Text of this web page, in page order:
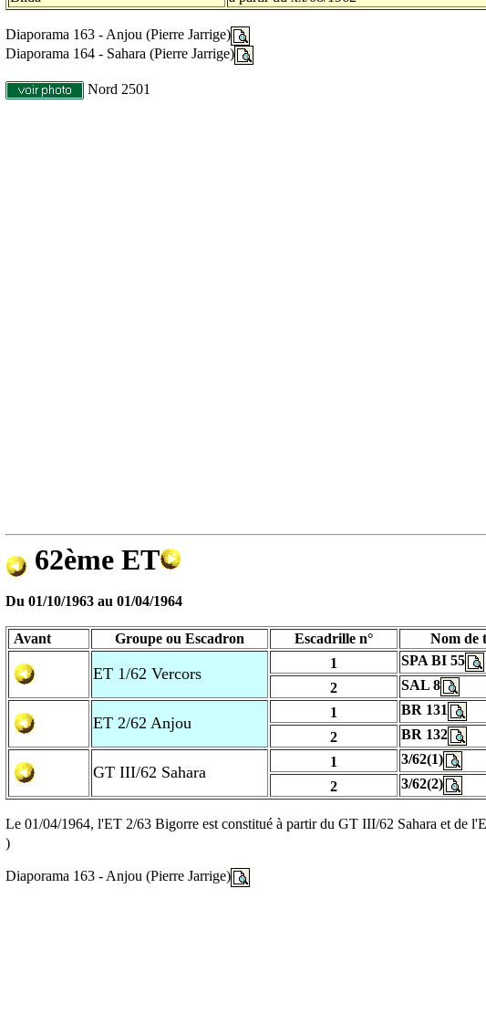
Diaporama 163 - Anjou (Pierre Jarrige)
Diaporama 164 - Sahara (Pierre Jarrige)
Nord 2501
62ème ET
Du 01/10/1963 au 01/04/1964
Avant Groupe ou Escadron Escadrille n° Nom de
ET 1/62 Vercors
1 SPA BI 55
2
SAL 8
ET 2/62 Anjou
1
BR 131
2
BR 132
GT III/62 Sahara
1
3/62(1)
2
3/62(2)
Le 01/04/1964, l'ET 2/63 Bigorre est constitué à partir du GT III/62 Sahara et de
)
Diaporama 163 - Anjou (Pierre Jarrige)